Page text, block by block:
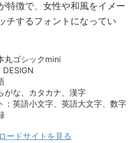
特徴で、女性や和風をイメー
チするフォントになってい
丸ゴシックmini
DESIGN
がな、カタカナ、漢字
：英語小文字、英語大文字、数字
ードサイトを見る